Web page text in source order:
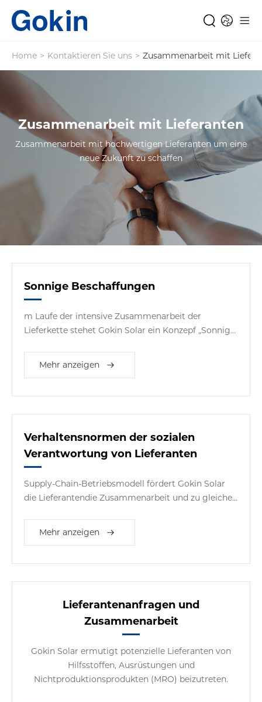
Home > Kontaktieren Sie uns > Zusammenarbeit mit
Zusammenarbeit mit Lieferanten
Zusammenarbeit mit hochwertigen Lieferanten um eine
neue Zukunft zu schaffen
Sonnige Beschaffungen
m Laufe der intensive Zusammenarbeit der
Lieferkette stehet Gokin Solar ein Konzepf „Sonnige
Beschaffungssystem und Regulierungssystem, um
Mehr anzeigen
Verhaltensnormen der sozialen
Verantwortung von Lieferanten
Supply-Chain-Betriebsmodell fördert Gokin Solar
die Lieferantendie Zusammenarbeit und zu gleicher
Mehr anzeigen
Lieferantenanfragen und
Zusammenarbeit
Gokin Solar ermutigt potenzielle Lieferanten von
Hilfsstoffen, Ausrüstungen und
Nichtproduktionsprodukten (MRO) beizutreten.